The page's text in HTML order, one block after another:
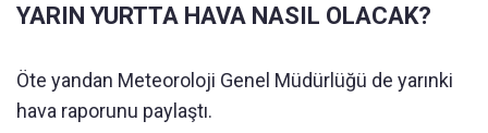
YARIN YURTTA HAVA NASIL OLACAK?
Öte yandan Meteoroloji Genel Müdürlüğü de yarınki
hava raporunu paylaştı.